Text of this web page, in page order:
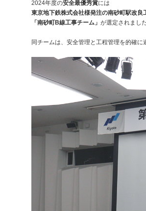
2024年度の安全最優秀賞には
東京地下鉄株式会社様発注の南砂町駅改良
「南砂町B線工事チーム」 が選定されました
同チームは、安全管理と工程管理を的確に